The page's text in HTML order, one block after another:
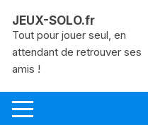
contenu
JEUX-SOLO.fr
Tout pour jouer seul, en
attendant de retrouver ses
amis !